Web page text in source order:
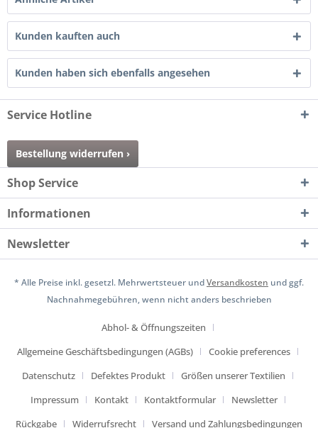
Kunden kauften auch
Kunden haben sich ebenfalls angesehen
Service Hotline
Bestellung widerrufen ›
Shop Service
Informationen
Newsletter
* Alle Preise inkl. gesetzl. Mehrwertsteuer undVersandkosten und ggf.
Nachnahmegebühren, wenn nicht anders beschrieben
Abhol- & Öffnungszeiten
Allgemeine Geschäftsbedingungen (AGBs)
Cookie preferences
Datenschutz
Defektes Produkt
Größen unserer Textilien
Impressum
Kontakt Kontaktformular
Newsletter
Rückgabe
Widerrufsrecht Versand und Zahlungsbedingungen